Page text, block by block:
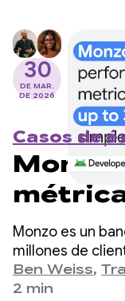
30
DE MAR.
DE 2026
Casos de
Monzo
un
Monzo es un
millones de
que la app
identificó el
Ben Weiss,
2 min